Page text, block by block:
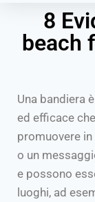
8
beach
Una bandiera
ed efficace
promuovere
o un
e possono
luoghi, ad